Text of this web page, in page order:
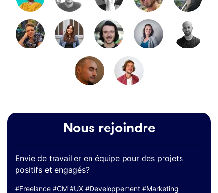
Nous rejoindre
Envie de travailler en équipe pour des projets
positifs et engagés?
#Freelance #CM #UX #Developpement #Marketing